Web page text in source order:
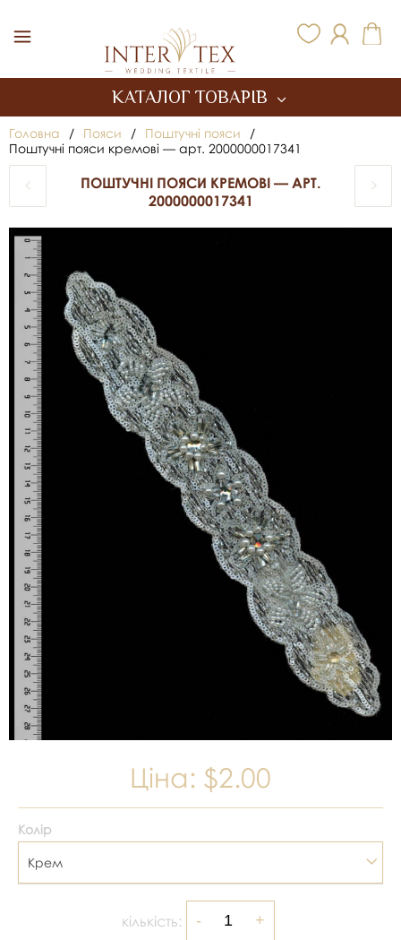
КАТАЛОГ ТОВАРІВ
Головна / Пояси / Поштучні пояси
/
Поштучні пояси кремові — арт. 2000000017341
ПОШТУЧНІ ПОЯСИ КРЕМОВІ — АРТ.
2000000017341
Ціна: $2.00
Колір
Крем
кількість: